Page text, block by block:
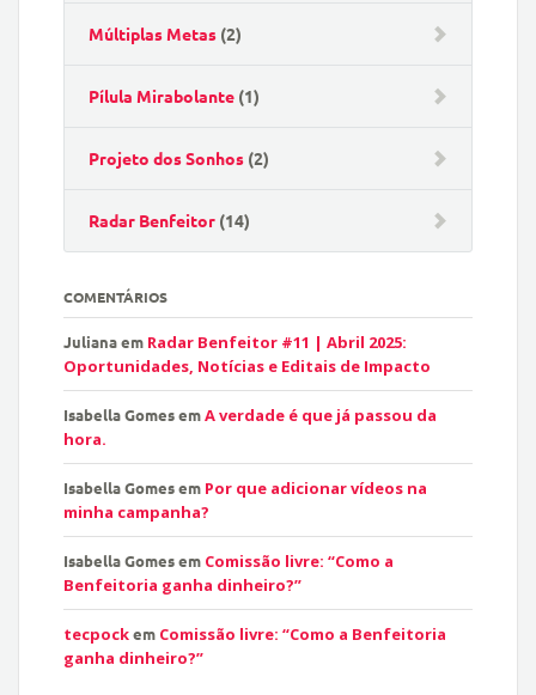
Múltiplas Metas (2)
Pílula Mirabolante (1)
Projeto dos Sonhos (2)
Radar Benfeitor (14)
COMENTÁRIOS
Julianaem Radar Benfeitor #11 | Abril 2025:
Oportunidades, Notícias e Editais de Impacto
Isabella GomesemA verdade é que já passou da
hora.
Isabella Gomesem Por que adicionar vídeos na
minha campanha?
Isabella Gomesem Comissão livre: “Como a
Benfeitoria ganha dinheiro?”
tecpockem Comissão livre: “Como a Benfeitoria
ganha dinheiro?”